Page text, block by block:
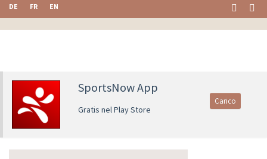
DE FR EN
SportsNow App
Gratis nel Play Store
Carico